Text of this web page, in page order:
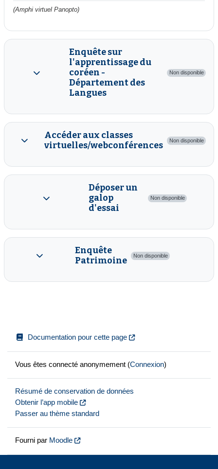
(Amphi virtuel Panopto)
Replier
Enquête sur
l'apprentissage du
coréen -
Département des
Langues
Non disponible
Replier
Accéder aux classes
virtuelles/webconférences
Non disponible
Replier
Déposer un
galop
d'essai
Non disponible
Replier
Enquête
Patrimoine
Non disponible
Documentation pour cette page
Vous êtes connecté anonymement (Connexion)
Résumé de conservation de données
Obtenir l’app mobile
Passer au thème standard
Fourni par Moodle